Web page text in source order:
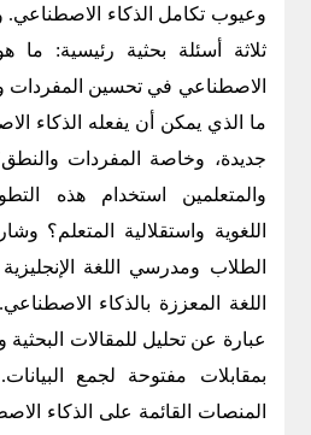
وعيوب تكامل الذكاء
ثلاثة أسئلة بحثية رئيسية: ما
الاصطناعي في تحسين المفردات
ما الذي يمكن أن يفعله الذكاء
جديدة، وخاصة المفردات
والمتعلمين استخدام هذه
اللغوية واستقلالية
الطلاب ومدرسي اللغة
اللغة المعززة بالذكاء
عبارة عن تحليل للمقالات البحثية
بمقابلات مفتوحة لجمع
المنصات القائمة على الذكاء